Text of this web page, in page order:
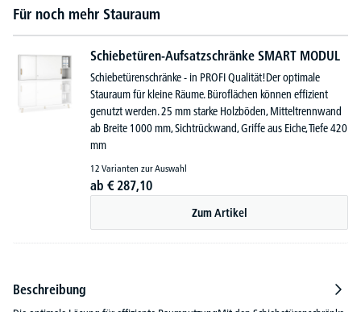
Für noch mehr Stauraum
Schiebetüren-Aufsatzschränke SMART MODUL
Schiebetürenschränke - in PROFI Qualität!Der optimale
Stauraum für kleine Räume. Büroflächen können effizient
genutzt werden. 25 mm starke Holzböden, Mitteltrennwand
ab Breite 1000 mm, Sichtrückwand, Griffe aus Eiche, Tiefe 420
mm
12 Varianten zur Auswahl
ab € 287,10
Zum Artikel
Beschreibung